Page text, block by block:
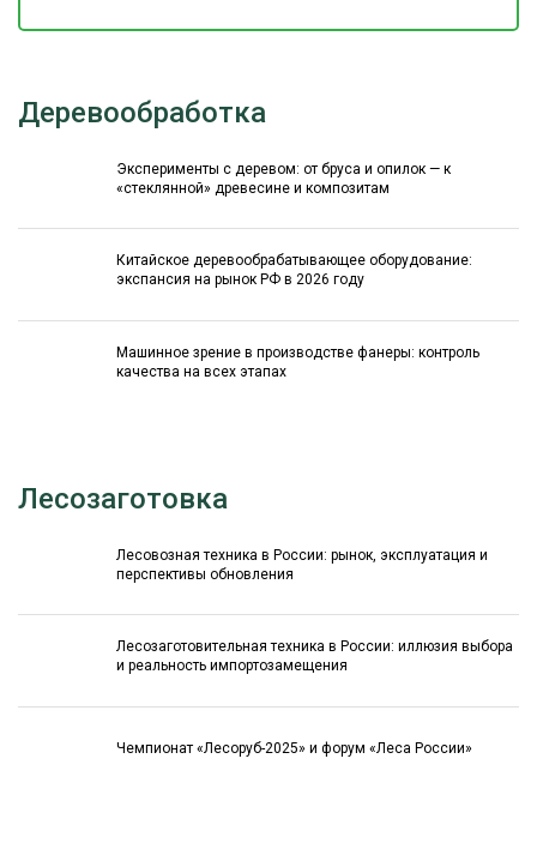
Деревообработка
Эксперименты с деревом: от бруса и опилок — к
«стеклянной» древесине и композитам
Китайское деревообрабатывающее оборудование:
экспансия на рынок РФ в 2026 году
Машинное зрение в производстве фанеры: контроль
качества на всех этапах
Лесозаготовка
Лесовозная техника в России: рынок, эксплуатация и
перспективы обновления
Лесозаготовительная техника в России: иллюзия выбора
и реальность импортозамещения
Чемпионат «Лесоруб-2025» и форум «Леса России»